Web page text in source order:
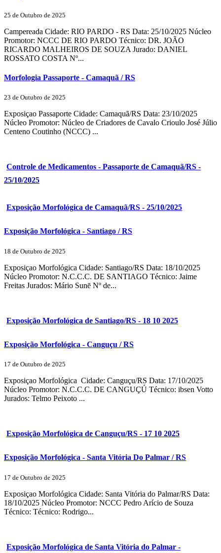
25 de Outubro de 2025
Campereada Cidade: RIO PARDO - RS Data: 25/10/2025 Núcleo
Promotor: NCCC DE RIO PARDO Técnico: DR. JOÃO
RICARDO MALHEIROS DE SOUZA Jurado: DANIEL
ROSSATO COSTA Nº...
Morfologia Passaporte - Camaquã / RS
23 de Outubro de 2025
Exposiçao Passaporte Cidade: Camaquã/RS Data: 23/10/2025
Núcleo Promotor: Núcleo de Criadores de Cavalo Crioulo José Júlio
Centeno Coutinho (NCCC) ...
Controle de Medicamentos - Passaporte de Camaquã/RS -
25/10/2025
Exposição Morfológica de Camaquã/RS - 25/10/2025
Exposição Morfológica - Santiago / RS
18 de Outubro de 2025
Exposiçao Morfológica Cidade: Santiago/RS Data: 18/10/2025
Núcleo Promotor: N.C.C.C. DE SANTIAGO Técnico: Jaime
Freitas Jurados: Mário Sunē Nº de...
Exposição Morfológica de Santiago/RS - 18 10 2025
Exposição Morfológica - Canguçu / RS
17 de Outubro de 2025
Exposiçao Morfológica Cidade: Canguçu/RS Data: 17/10/2025
Núcleo Promotor: N.C.C.C. DE CANGUÇÚ Técnico: ibsen Votto
Jurados: Telmo Peixoto ...
Exposição Morfológica de Canguçu/RS - 17 10 2025
Exposição Morfológica - Santa Vitória Do Palmar / RS
17 de Outubro de 2025
Exposiçao Morfológica Cidade: Santa Vitória do Palmar/RS Data:
18/10/2025 Núcleo Promotor: NCCC Pedro Arício de Souza
Técnico: Técnico: Rodrigo...
Exposição Morfológica de Santa Vitória do Palmar -